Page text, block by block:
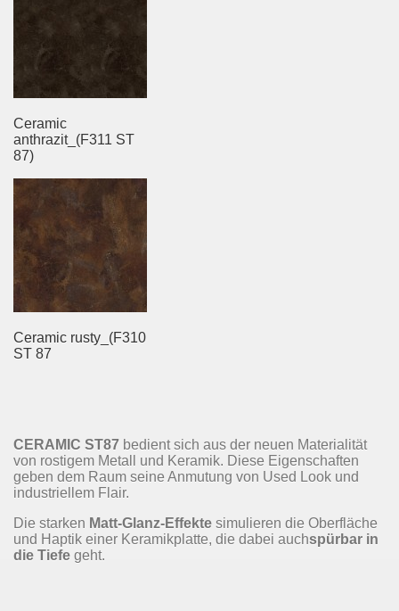
Ceramic
anthrazit_(F311 ST
87)
Ceramic rusty_(F310
ST 87
CERAMIC ST87 bedient sich aus der neuen Materialität
von rostigem Metall und Keramik. Diese Eigenschaften
geben dem Raum seine Anmutung von Used Look und
industriellem Flair.
Die starken Matt-Glanz-Effekte simulieren die Oberfläche
und Haptik einer Keramikplatte, die dabei auchspürbar in
die Tiefe geht.